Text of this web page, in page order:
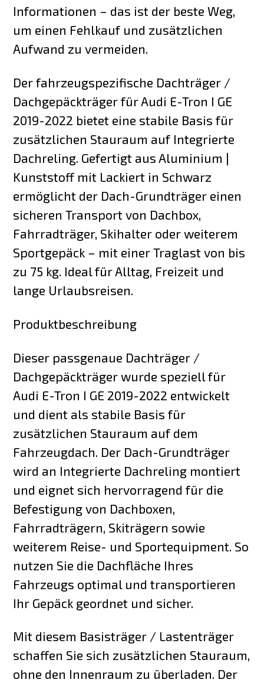
Informationen – das ist der beste Weg,
um einen Fehlkauf und zusätzlichen
Aufwand zu vermeiden.
Der fahrzeugspezifische Dachträger /
Dachgepäckträger für Audi E-Tron I GE
2019-2022 bietet eine stabile Basis für
zusätzlichen Stauraum auf Integrierte
Dachreling. Gefertigt aus Aluminium |
Kunststoff mit Lackiert in Schwarz
ermöglicht der Dach-Grundträger einen
sicheren Transport von Dachbox,
Fahrradträger, Skihalter oder weiterem
Sportgepäck – mit einer Traglast von bis
zu 75 kg. Ideal für Alltag, Freizeit und
lange Urlaubsreisen.
Produktbeschreibung
Dieser passgenaue Dachträger /
Dachgepäckträger wurde speziell für
Audi E-Tron I GE 2019-2022 entwickelt
und dient als stabile Basis für
zusätzlichen Stauraum auf dem
Fahrzeugdach. Der Dach-Grundträger
wird an Integrierte Dachreling montiert
und eignet sich hervorragend für die
Befestigung von Dachboxen,
Fahrradträgern, Skiträgern sowie
weiterem Reise- und Sportequipment. So
nutzen Sie die Dachfläche Ihres
Fahrzeugs optimal und transportieren
Ihr Gepäck geordnet und sicher.
Mit diesem Basisträger / Lastenträger
schaffen Sie sich zusätzlichen Stauraum,
ohne den Innenraum zu überladen. Der